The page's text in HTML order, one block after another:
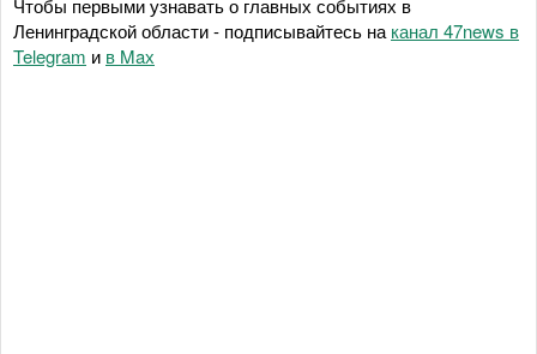
Чтобы первыми узнавать о главных событиях в
Ленинградской области - подписывайтесь на канал 47news в
Telegram и в Maх